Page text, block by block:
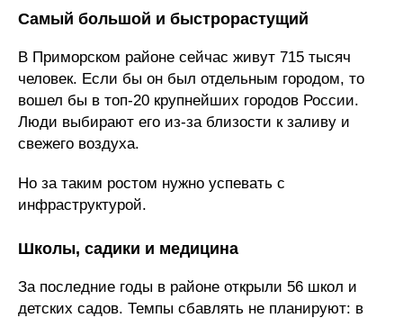
Самый большой и быстрорастущий
В Приморском районе сейчас живут 715 тысяч
человек. Если бы он был отдельным городом, то
вошел бы в топ-20 крупнейших городов России.
Люди выбирают его из-за близости к заливу и
свежего воздуха.
Но за таким ростом нужно успевать с
инфраструктурой.
Школы, садики и медицина
За последние годы в районе открыли 56 школ и
детских садов. Темпы сбавлять не планируют: в